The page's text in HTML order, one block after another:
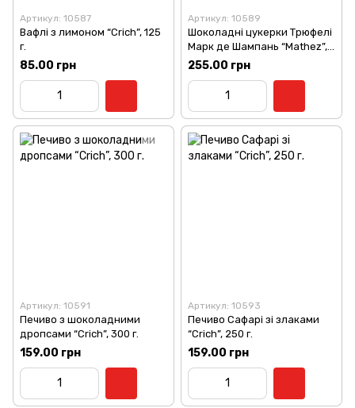
Артикул: 10587
Вафлі з лимоном “Crich”, 125
г.
85.00 грн
Артикул: 10589
Шоколадні цукерки Трюфелі
Марк де Шампань “Mathez”,
250 г.
255.00 грн
Артикул: 10591
Печиво з шоколадними
дропсами “Crich”, 300 г.
159.00 грн
Артикул: 10593
Печиво Сафарі зі злаками
“Crich”, 250 г.
159.00 грн